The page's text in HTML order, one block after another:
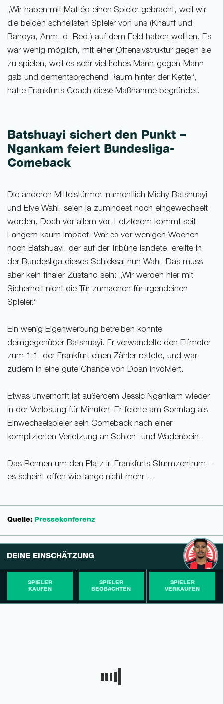
„Wir haben mit Mattéo einen Spieler gebracht, weil wir
die beiden schnellsten Spieler von uns (Knauff und
Bahoya, Anm. d. Red.) auf dem Feld haben wollten. Es
war wenig möglich, mit einer Offensivstruktur gegen sie
zu spielen, weil es sehr viel hohes Mann-gegen-Mann
gab und dementsprechend Raum hinter der Kette“,
hatte Frankfurts Coach diese Maßnahme begründet.
Batshuayi sichert den Punkt –
Ngankam feiert Bundesliga-
Comeback
Die anderen Mittelstürmer, namentlich Michy Batshuayi
und Elye Wahi, seien ja zumindest noch eingewechselt
worden. Doch vor allem von Letzterem kommt seit
Langem kaum Impact. War es vor wenigen Wochen
noch Batshuayi, der auf der Tribüne landete, ereilte in
der Bundesliga dieses Schicksal nun Wahi. Das muss
aber kein finaler Zustand sein: „Wir werden hier mit
Sicherheit nicht die Tür zumachen für irgendeinen
Spieler.“
Ein wenig Eigenwerbung betreiben konnte
demgegenüber Batshuayi. Er verwandelte den Elfmeter
zum 1:1, der Frankfurt einen Zähler rettete, und war
zudem in eine gute Chance von Doan involviert.
Etwas unverhofft ist außerdem Jessic Ngankam wieder
in der Verlosung für Minuten. Er feierte am Sonntag als
Einwechselspieler sein Comeback nach einer
komplizierten Verletzung an Schien- und Wadenbein.
Das Rennen um den Platz in Frankfurts Sturmzentrum –
es scheint offen wie lange nicht mehr …
Quelle: Pressekonferenz
DEINE EINSCHÄTZUNG
SPIELER
KAUFEN
SPIELER
BEOBACHTEN
SPIELER
VERKAUFEN